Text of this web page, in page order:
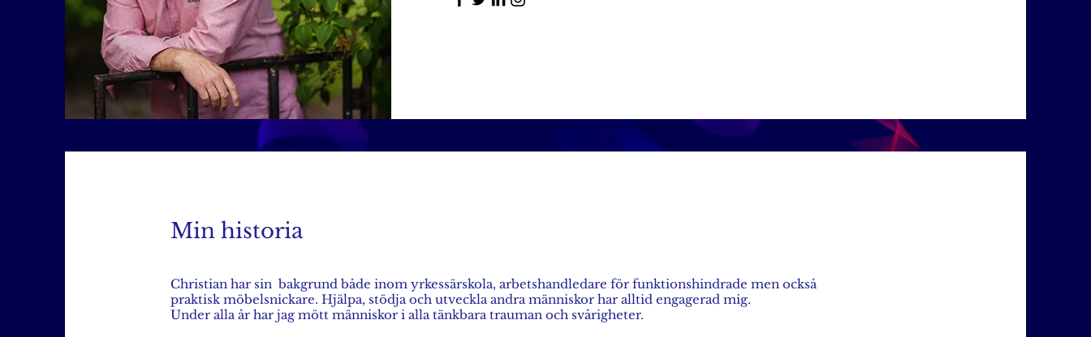
Min historia
Christian har sin bakgrund både inom yrkessärskola, arbetshandledare för funktionshindrade men också
praktisk möbelsnickare. Hjälpa, stödja och utveckla andra människor har alltid engagerad mig.
Under alla år har jag mött människor i alla tänkbara trauman och svårigheter.